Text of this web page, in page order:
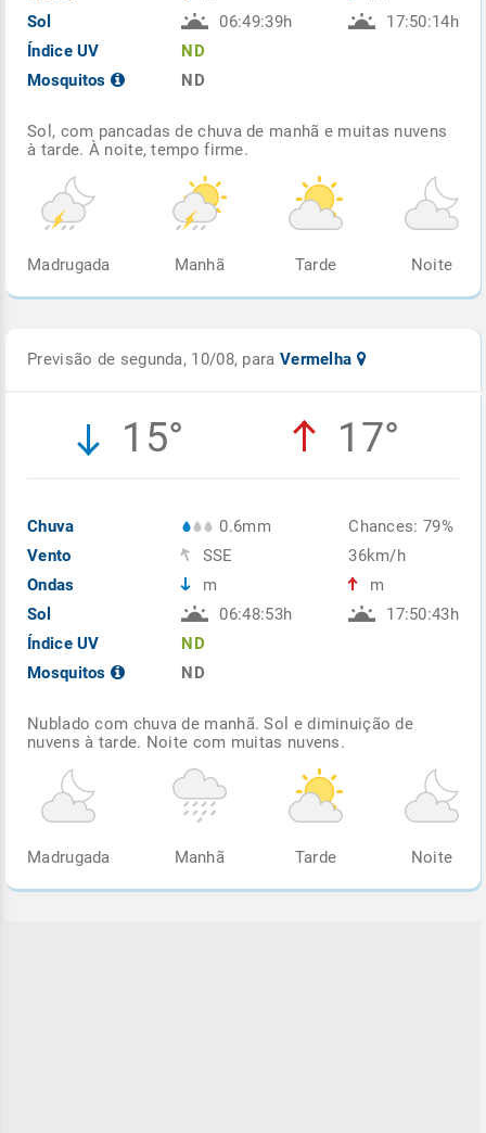
Sol
Índice UV
Mosquitos
06:49:39h
ND
ND
17:50:14h
Sol, com pancadas de chuva de manhã e muitas nuvens
à tarde. À noite, tempo firme.
Madrugada Manhã Tarde Noite
Previsão de segunda, 10/08, para Vermelha
15° 17°
Chuva
Vento
Ondas
Sol
Índice UV
Mosquitos
0.6mm
SSE
m
06:48:53h
ND
ND
Chances: 79%
36km/h
m
17:50:43h
Nublado com chuva de manhã. Sol e diminuição de
nuvens à tarde. Noite com muitas nuvens.
Madrugada Manhã Tarde Noite